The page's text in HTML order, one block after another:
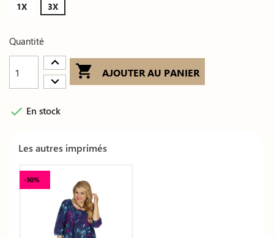
1X 3X
Quantité
 AJOUTER AU PANIER
 En stock
Les autres imprimés
-30%